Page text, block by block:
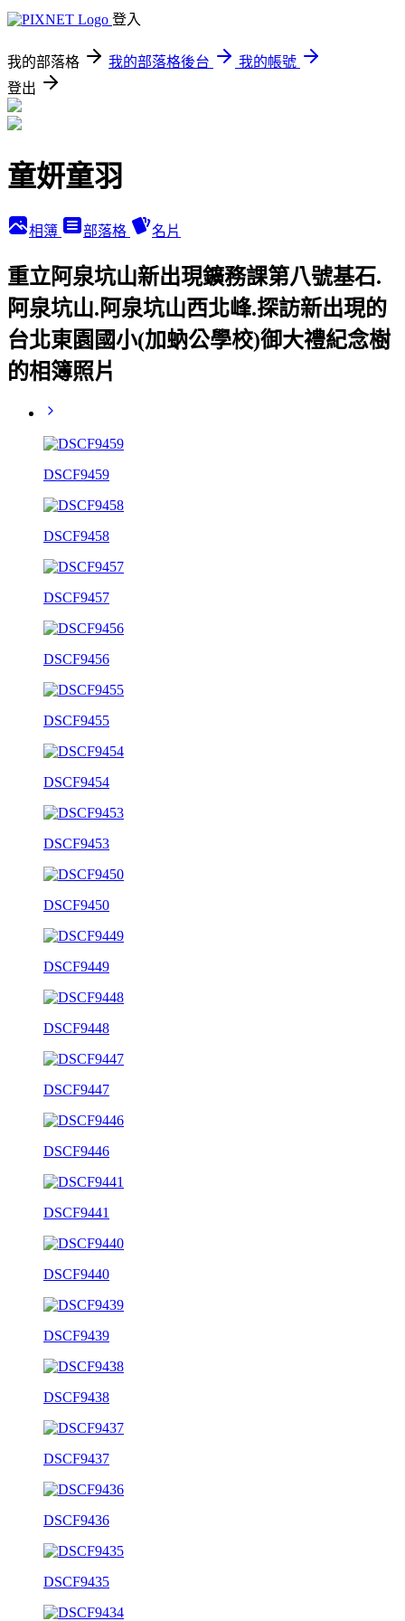
登入
我的部落格 我的部落格後台
我的帳號
登出
童妍童羽
相簿 部落格 名片
重立阿泉坑山新出現鑛務課第八號基石.
阿泉坑山.阿泉坑山西北峰.探訪新出現的
台北東園國小(加蚋公學校)御大禮紀念樹
的相簿照片
DSCF9459
DSCF9458
DSCF9457
DSCF9456
DSCF9455
DSCF9454
DSCF9453
DSCF9450
DSCF9449
DSCF9448
DSCF9447
DSCF9446
DSCF9441
DSCF9440
DSCF9439
DSCF9438
DSCF9437
DSCF9436
DSCF9435